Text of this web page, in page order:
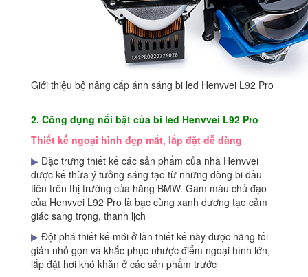
Giới thiệu bộ nâng cấp ánh sáng bi led Henvvei L92 Pro
2. Công dụng nổi bật của bi led Henvvei L92 Pro
Thiết kế ngoại hình đẹp mắt, lắp đặt dễ dàng
▶ Đặc trưng thiết kế các sản phẩm của nhà Henvvei
được kế thừa ý tưởng sáng tạo từ những dòng bi đầu
tiên trên thị trường của hãng BMW. Gam màu chủ đạo
của Henvvei L92 Pro là bạc cùng xanh dương tạo cảm
giác sang trọng, thanh lịch
▶ Đột phá thiết kế mới ở lần thiết kế này được hãng tối
giản nhỏ gọn và khắc phục nhược điểm ngoại hình lớn,
lắp đặt hơi khó khăn ở các sản phẩm trước